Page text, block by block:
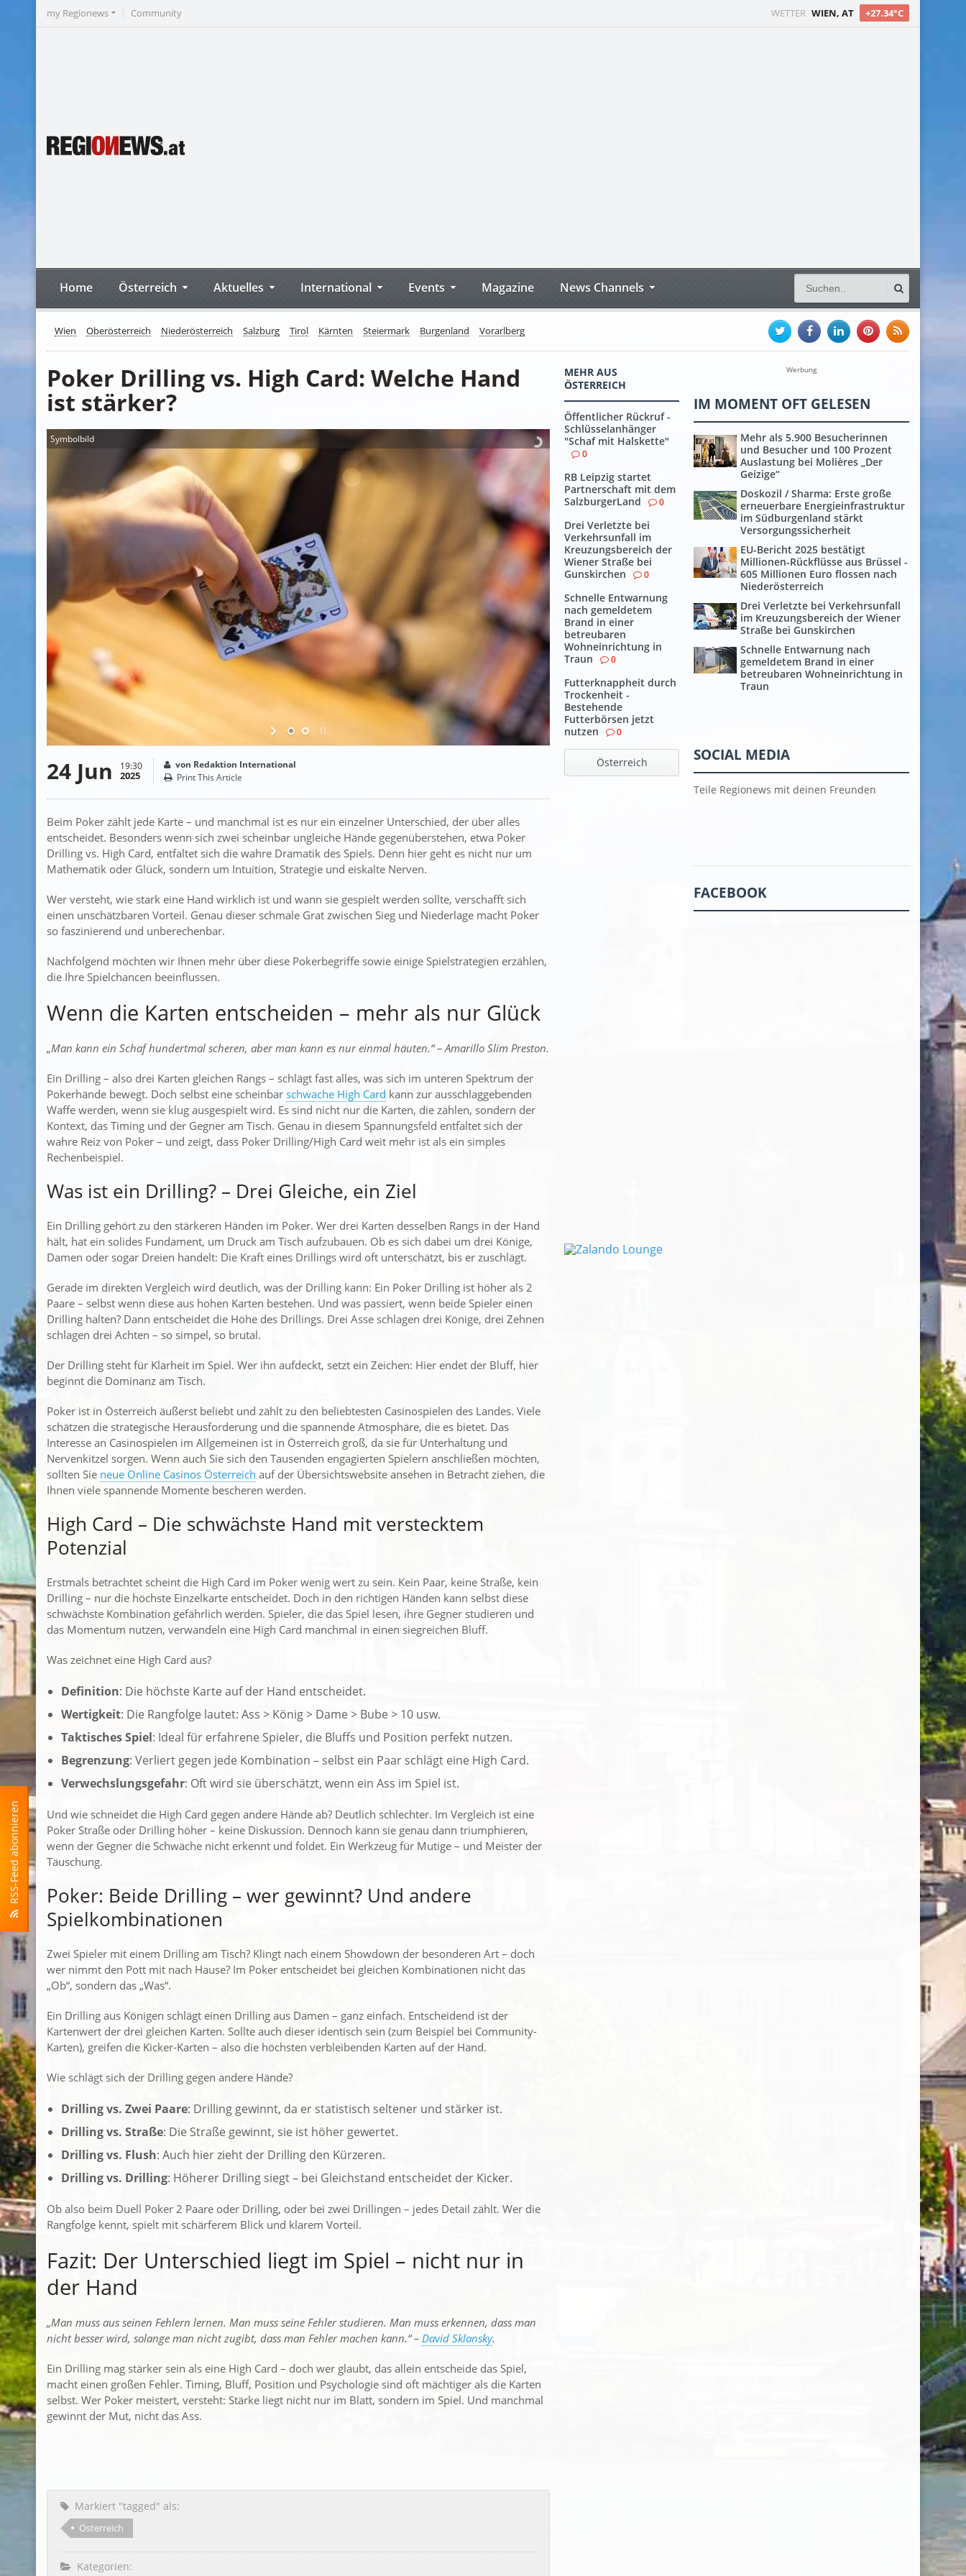
RSS-Feed abonnieren
WETTER WIEN, AT +27.34°C
my Regionews Community
Home Österreich Aktuelles International Events Magazine News Channels
Wien Oberösterreich Niederösterreich Salzburg Tirol Kärnten Steiermark Burgenland Vorarlberg
Poker Drilling vs. High Card: Welche Hand
ist stärker?
Symbolbild
24 Jun 19:30
2025
von Redaktion International
Print This Article
Beim Poker zählt jede Karte – und manchmal ist es nur ein einzelner Unterschied, der über alles
entscheidet. Besonders wenn sich zwei scheinbar ungleiche Hände gegenüberstehen, etwa Poker
Drilling vs. High Card, entfaltet sich die wahre Dramatik des Spiels. Denn hier geht es nicht nur um
Mathematik oder Glück, sondern um Intuition, Strategie und eiskalte Nerven.
Wer versteht, wie stark eine Hand wirklich ist und wann sie gespielt werden sollte, verschafft sich
einen unschätzbaren Vorteil. Genau dieser schmale Grat zwischen Sieg und Niederlage macht Poker
so faszinierend und unberechenbar.
Nachfolgend möchten wir Ihnen mehr über diese Pokerbegriffe sowie einige Spielstrategien erzählen,
die Ihre Spielchancen beeinflussen.
Wenn die Karten entscheiden – mehr als nur Glück
„Man kann ein Schaf hundertmal scheren, aber man kann es nur einmal häuten.“ – Amarillo Slim Preston.
Ein Drilling – also drei Karten gleichen Rangs – schlägt fast alles, was sich im unteren Spektrum der
Pokerhände bewegt. Doch selbst eine scheinbar schwache High Card kann zur ausschlaggebenden
Waffe werden, wenn sie klug ausgespielt wird. Es sind nicht nur die Karten, die zählen, sondern der
Kontext, das Timing und der Gegner am Tisch. Genau in diesem Spannungsfeld entfaltet sich der
wahre Reiz von Poker – und zeigt, dass Poker Drilling/High Card weit mehr ist als ein simples
Rechenbeispiel.
Was ist ein Drilling? – Drei Gleiche, ein Ziel
Ein Drilling gehört zu den stärkeren Händen im Poker. Wer drei Karten desselben Rangs in der Hand
hält, hat ein solides Fundament, um Druck am Tisch aufzubauen. Ob es sich dabei um drei Könige,
Damen oder sogar Dreien handelt: Die Kraft eines Drillings wird oft unterschätzt, bis er zuschlägt.
Gerade im direkten Vergleich wird deutlich, was der Drilling kann: Ein Poker Drilling ist höher als 2
Paare – selbst wenn diese aus hohen Karten bestehen. Und was passiert, wenn beide Spieler einen
Drilling halten? Dann entscheidet die Höhe des Drillings. Drei Asse schlagen drei Könige, drei Zehnen
schlagen drei Achten – so simpel, so brutal.
Der Drilling steht für Klarheit im Spiel. Wer ihn aufdeckt, setzt ein Zeichen: Hier endet der Bluff, hier
beginnt die Dominanz am Tisch.
Poker ist in Österreich äußerst beliebt und zählt zu den beliebtesten Casinospielen des Landes. Viele
schätzen die strategische Herausforderung und die spannende Atmosphäre, die es bietet. Das
Interesse an Casinospielen im Allgemeinen ist in Österreich groß, da sie für Unterhaltung und
Nervenkitzel sorgen. Wenn auch Sie sich den Tausenden engagierten Spielern anschließen möchten,
sollten Sie neue Online Casinos Österreich auf der Übersichtswebsite ansehen in Betracht ziehen, die
Ihnen viele spannende Momente bescheren werden.
High Card – Die schwächste Hand mit verstecktem
Potenzial
Erstmals betrachtet scheint die High Card im Poker wenig wert zu sein. Kein Paar, keine Straße, kein
Drilling – nur die höchste Einzelkarte entscheidet. Doch in den richtigen Händen kann selbst diese
schwächste Kombination gefährlich werden. Spieler, die das Spiel lesen, ihre Gegner studieren und
das Momentum nutzen, verwandeln eine High Card manchmal in einen siegreichen Bluff.
Was zeichnet eine High Card aus?
Definition: Die höchste Karte auf der Hand entscheidet.
Wertigkeit: Die Rangfolge lautet: Ass > König > Dame > Bube > 10 usw.
Taktisches Spiel: Ideal für erfahrene Spieler, die Bluffs und Position perfekt nutzen.
Begrenzung: Verliert gegen jede Kombination – selbst ein Paar schlägt eine High Card.
Verwechslungsgefahr: Oft wird sie überschätzt, wenn ein Ass im Spiel ist.
Und wie schneidet die High Card gegen andere Hände ab? Deutlich schlechter. Im Vergleich ist eine
Poker Straße oder Drilling höher – keine Diskussion. Dennoch kann sie genau dann triumphieren,
wenn der Gegner die Schwäche nicht erkennt und foldet. Ein Werkzeug für Mutige – und Meister der
Täuschung.
Poker: Beide Drilling – wer gewinnt? Und andere
Spielkombinationen
Zwei Spieler mit einem Drilling am Tisch? Klingt nach einem Showdown der besonderen Art – doch
wer nimmt den Pott mit nach Hause? Im Poker entscheidet bei gleichen Kombinationen nicht das
„Ob“, sondern das „Was“.
Ein Drilling aus Königen schlägt einen Drilling aus Damen – ganz einfach. Entscheidend ist der
Kartenwert der drei gleichen Karten. Sollte auch dieser identisch sein (zum Beispiel bei Community-
Karten), greifen die Kicker-Karten – also die höchsten verbleibenden Karten auf der Hand.
Wie schlägt sich der Drilling gegen andere Hände?
Drilling vs. Zwei Paare: Drilling gewinnt, da er statistisch seltener und stärker ist.
Drilling vs. Straße: Die Straße gewinnt, sie ist höher gewertet.
Drilling vs. Flush: Auch hier zieht der Drilling den Kürzeren.
Drilling vs. Drilling: Höherer Drilling siegt – bei Gleichstand entscheidet der Kicker.
Ob also beim Duell Poker 2 Paare oder Drilling, oder bei zwei Drillingen – jedes Detail zählt. Wer die
Rangfolge kennt, spielt mit schärferem Blick und klarem Vorteil.
Fazit: Der Unterschied liegt im Spiel – nicht nur in
der Hand
„Man muss aus seinen Fehlern lernen. Man muss seine Fehler studieren. Man muss erkennen, dass man
nicht besser wird, solange man nicht zugibt, dass man Fehler machen kann.“ – David Sklansky.
Ein Drilling mag stärker sein als eine High Card – doch wer glaubt, das allein entscheide das Spiel,
macht einen großen Fehler. Timing, Bluff, Position und Psychologie sind oft mächtiger als die Karten
selbst. Wer Poker meistert, versteht: Stärke liegt nicht nur im Blatt, sondern im Spiel. Und manchmal
gewinnt der Mut, nicht das Ass.
Markiert "tagged" als:
Österreich
Kategorien:
MEHR AUS
ÖSTERREICH
Öffentlicher Rückruf -
Schlüsselanhänger
"Schaf mit Halskette"
0
RB Leipzig startet
Partnerschaft mit dem
SalzburgerLand
0
Drei Verletzte bei
Verkehrsunfall im
Kreuzungsbereich der
Wiener Straße bei
Gunskirchen
0
Schnelle Entwarnung
nach gemeldetem
Brand in einer
betreubaren
Wohneinrichtung in
Traun
0
Futterknappheit durch
Trockenheit -
Bestehende
Futterbörsen jetzt
nutzen
0
Österreich
Werbung
IM MOMENT OFT GELESEN
Mehr als 5.900 Besucherinnen
und Besucher und 100 Prozent
Auslastung bei Molières „Der
Geizige“
Doskozil / Sharma: Erste große
erneuerbare Energieinfrastruktur
im Südburgenland stärkt
Versorgungssicherheit
EU-Bericht 2025 bestätigt
Millionen-Rückflüsse aus Brüssel -
605 Millionen Euro flossen nach
Niederösterreich
Drei Verletzte bei Verkehrsunfall
im Kreuzungsbereich der Wiener
Straße bei Gunskirchen
Schnelle Entwarnung nach
gemeldetem Brand in einer
betreubaren Wohneinrichtung in
Traun
SOCIAL MEDIA
Teile Regionews mit deinen Freunden
FACEBOOK